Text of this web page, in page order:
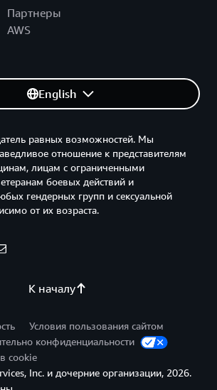
Партнеры
AWS
English
К началу
равных возможностей. Мы
отношение к представителям
лицам с ограниченными
боевых действий и
гендерных групп и сексуальной
от их возраста.
Условия пользования сайтом
конфиденциальности
cookie
Inc. и дочерние организации, 2026.